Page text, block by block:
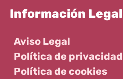
Información Legal
Aviso Legal
Política de privacidad
Política de cookies